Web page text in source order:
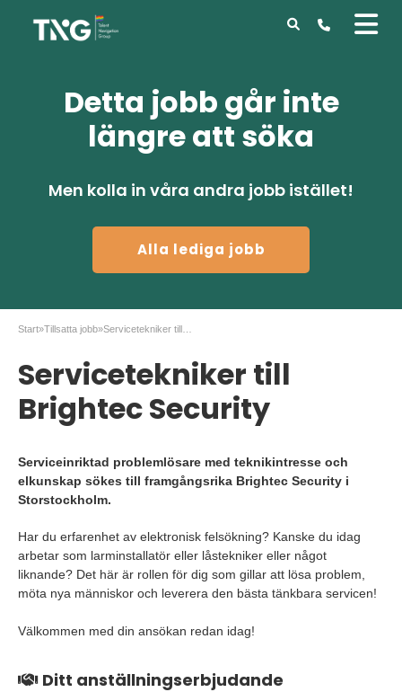
Detta jobb går inte
längre att söka
Men kolla in våra andra jobb istället!
Alla lediga jobb
Start»Tillsatta jobb»
Servicetekniker till
Brightec Security
Serviceinriktad problemlösare med teknikintresse och
elkunskap sökes till framgångsrika Brightec Security i
Storstockholm.
Har du erfarenhet av elektronisk felsökning? Kanske du idag
arbetar som larminstallatör eller låstekniker eller något
liknande? Det här är rollen för dig som gillar att lösa problem,
möta nya människor och leverera den bästa tänkbara servicen!
Välkommen med din ansökan redan idag!
Ditt anställningserbjudande